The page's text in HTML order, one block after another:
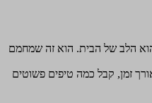
הלב של הבית. הוא זה שמחמם
זמן, קבל כמה טיפים פשוטים